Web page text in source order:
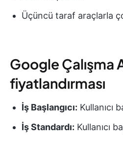
Üçüncü taraf araçlarla
Google Çalışma
fiyatlandırması
İş Başlangıcı: Kullanıcı
İş Standardı: Kullanıcı